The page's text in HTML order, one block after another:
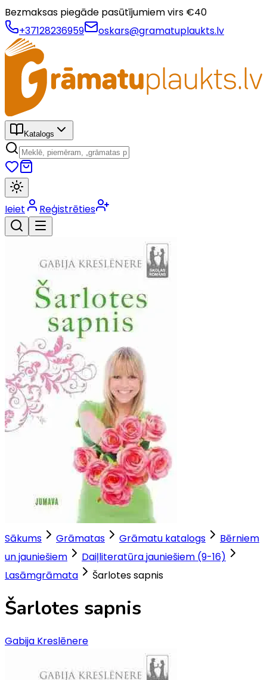
Bezmaksas piegāde pasūtījumiem virs €40
+37128236959
oskars@gramatuplaukts.lv
Katalogs
Ieiet Reģistrēties
Sākums Grāmatas Grāmatu katalogs
Bērniem
un jauniešiem
Daiļliteratūra jauniešiem (9-16)
Lasāmgrāmata
Šarlotes sapnis
Šarlotes sapnis
Gabija Kreslēnere